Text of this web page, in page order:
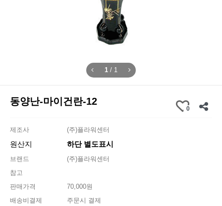
1 / 1
동양난-마이건란-12
0
제조사 (주)플라워센터
원산지 하단 별도표시
브랜드
(주)플라워센터
참고
판매가격
70,000원
배송비결제
주문시 결제